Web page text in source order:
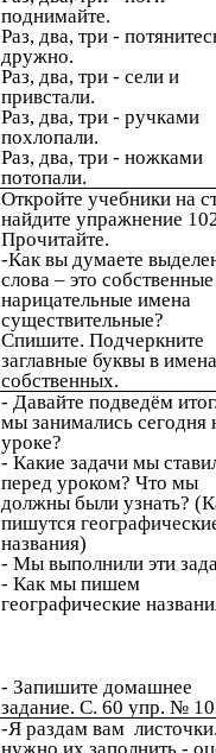
поднимайте.
Раз, два, три -
дружно.
Раз, два, три - сели и
привстали.
Раз, два, три - ручками
похлопали.
Раз, два, три - ножками
потопали.
Откройте учебники на
найдите упражнение
Прочитайте.
-Как вы думаете
слова – это
нарицательные имена
существительные?
Спишите. Подчеркните
заглавные буквы в
собственных.
- Давайте подведём
мы занимались сегодня
уроке?
- Какие задачи мы
перед уроком? Что мы
должны были узнать?
пишутся
названия)
- Мы выполнили эти
- Как мы пишем
географические
- Запишите домашнее
задание. С. 60 упр. №
-Я раздам вам